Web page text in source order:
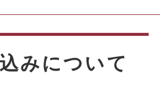
を
く
みについて